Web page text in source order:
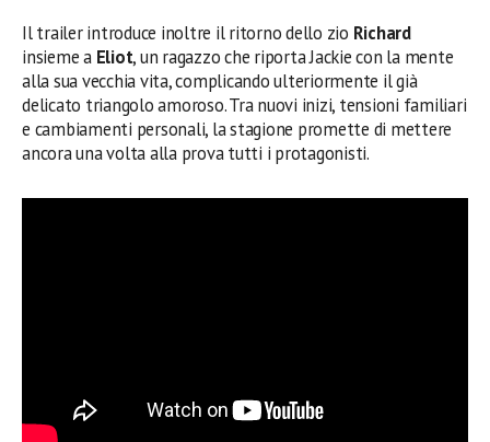
Il trailer introduce inoltre il ritorno dello zio Richard
insieme a Eliot, un ragazzo che riporta Jackie con la mente
alla sua vecchia vita, complicando ulteriormente il già
delicato triangolo amoroso. Tra nuovi inizi, tensioni familiari
e cambiamenti personali, la stagione promette di mettere
ancora una volta alla prova tutti i protagonisti.